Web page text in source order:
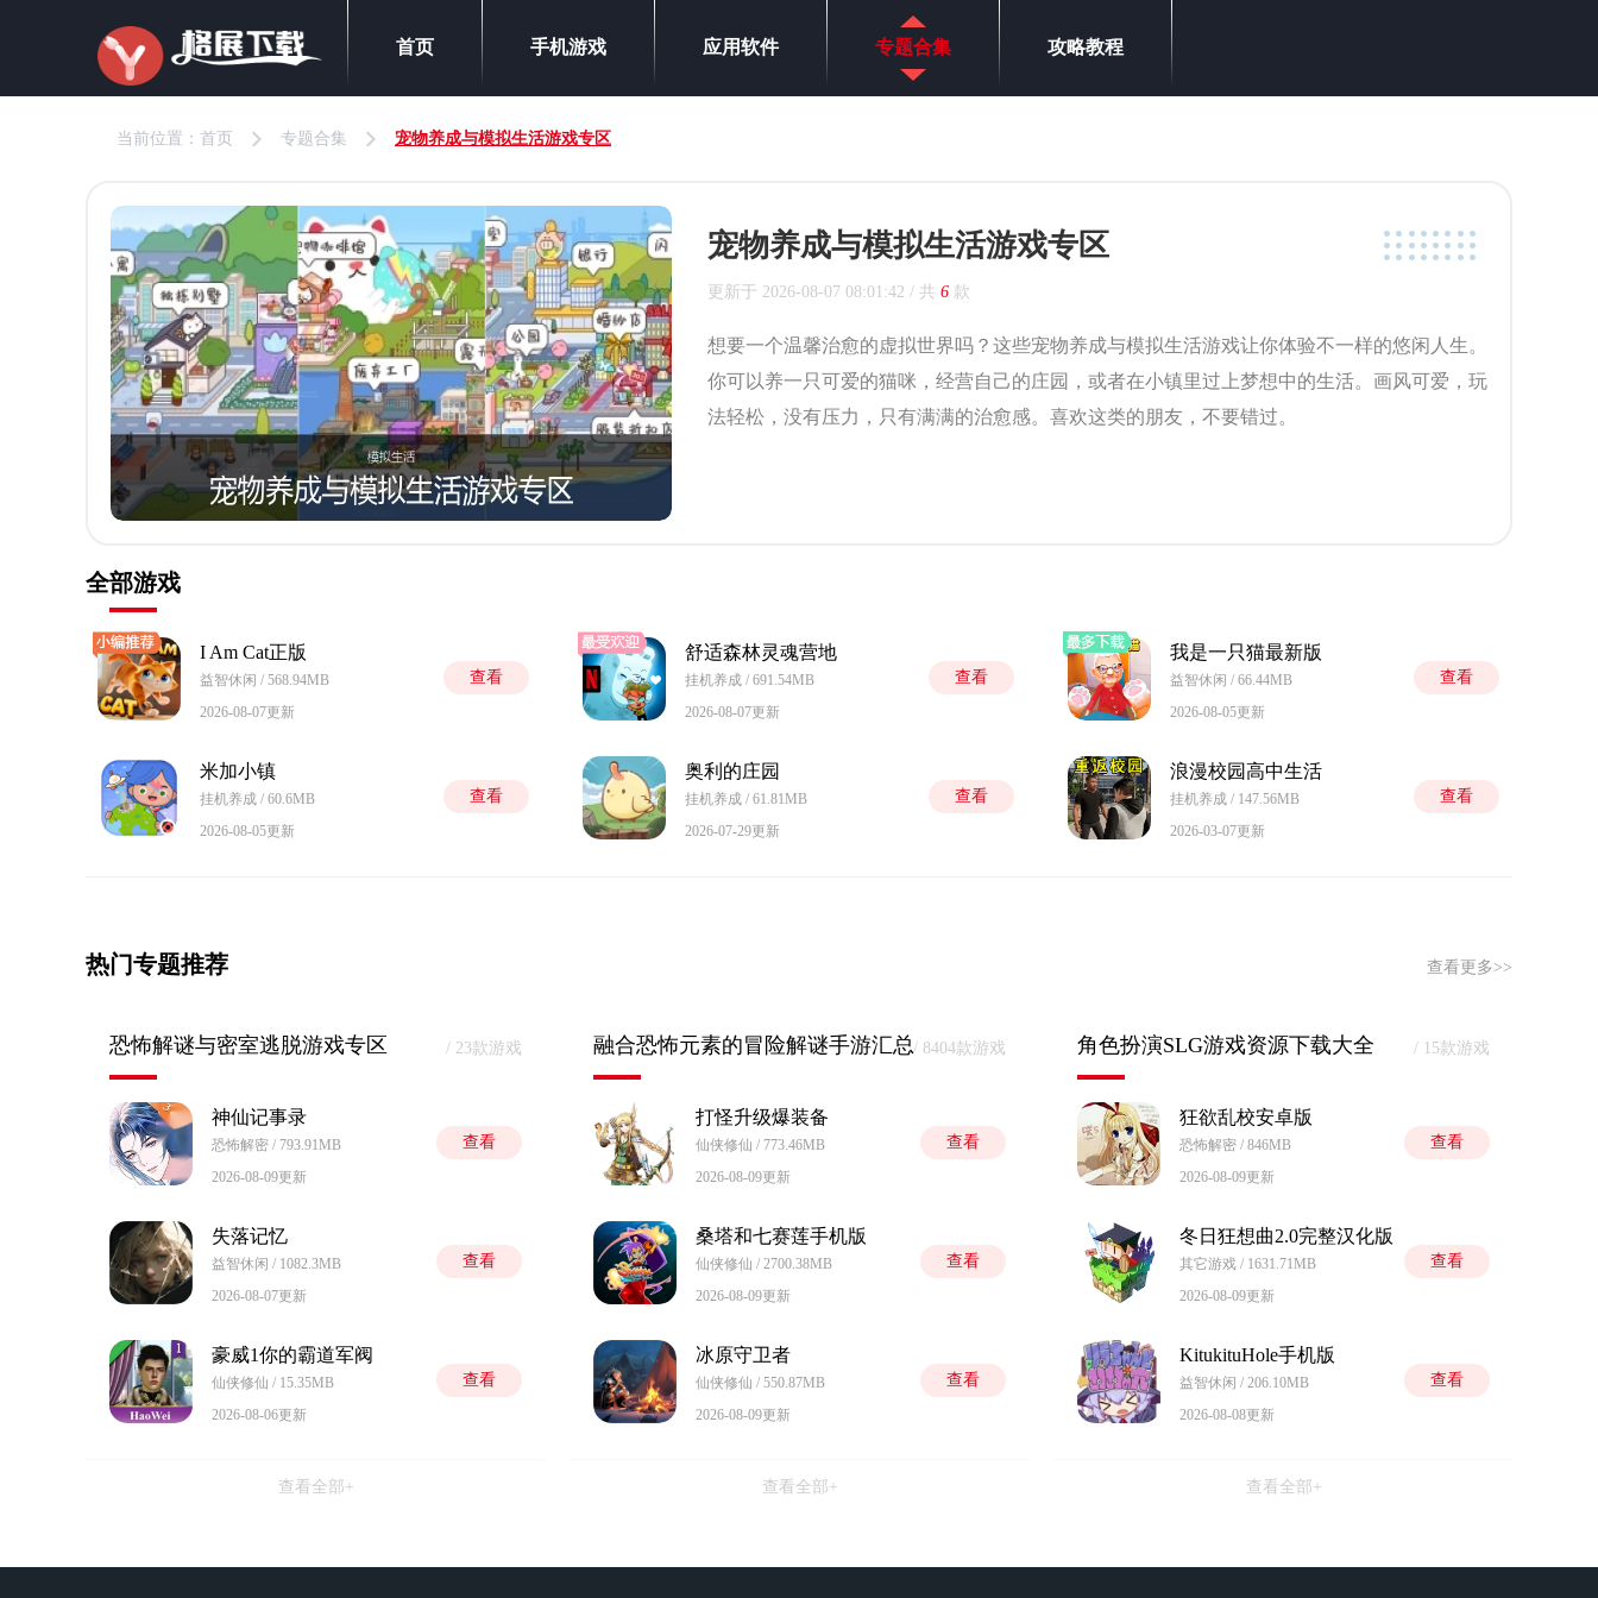
首页 手机游戏 应用软件 专题合集 攻略教程
当前位置： 首页 专题合集 宠物养成与模拟生活游戏专区
宠物养成与模拟生活游戏专区
更新于 2026-08-07 08:01:42 / 共 6 款
想要一个温馨治愈的虚拟世界吗？这些宠物养成与模拟生活游戏让你体验不一样的悠闲人生。
你可以养一只可爱的猫咪，经营自己的庄园，或者在小镇里过上梦想中的生活。画风可爱，玩
法轻松，没有压力，只有满满的治愈感。喜欢这类的朋友，不要错过。
全部游戏
I Am Cat正版
益智休闲 / 568.94MB
2026-08-07更新
查看
舒适森林灵魂营地
挂机养成 / 691.54MB
2026-08-07更新
查看
我是一只猫最新版
益智休闲 / 66.44MB
2026-08-05更新
查看
米加小镇
挂机养成 / 60.6MB
2026-08-05更新
查看
奥利的庄园
挂机养成 / 61.81MB
2026-07-29更新
查看
浪漫校园高中生活
挂机养成 / 147.56MB
2026-03-07更新
查看
热门专题推荐 查看更多>>
恐怖解谜与密室逃脱游戏专区 / 23款游戏
神仙记事录
恐怖解密 / 793.91MB
2026-08-09更新
查看
失落记忆
益智休闲 / 1082.3MB
2026-08-07更新
查看
豪威1你的霸道军阀
仙侠修仙 / 15.35MB
2026-08-06更新
查看
查看全部+
融合恐怖元素的冒险解谜手游汇总/ 8404款游戏
打怪升级爆装备
仙侠修仙 / 773.46MB
2026-08-09更新
查看
桑塔和七赛莲手机版
仙侠修仙 / 2700.38MB
2026-08-09更新
查看
冰原守卫者
仙侠修仙 / 550.87MB
2026-08-09更新
查看
查看全部+
角色扮演SLG游戏资源下载大全 / 15款游戏
狂欲乱校安卓版
恐怖解密 / 846MB
2026-08-09更新
查看
冬日狂想曲2.0完整汉化版
其它游戏 / 1631.71MB
2026-08-09更新
查看
KitukituHole手机版
益智休闲 / 206.10MB
2026-08-08更新
查看
查看全部+